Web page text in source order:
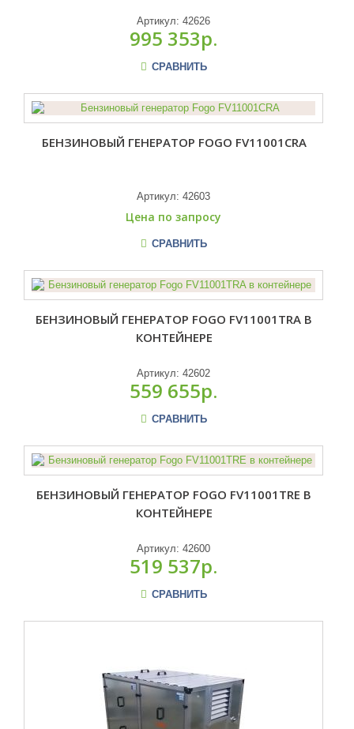
Артикул:42626
995 353р.
СРАВНИТЬ
БЕНЗИНОВЫЙ ГЕНЕРАТОР FOGO FV11001CRA
Артикул:42603
Цена по запросу
СРАВНИТЬ
БЕНЗИНОВЫЙ ГЕНЕРАТОР FOGO FV11001TRA В
КОНТЕЙНЕРЕ
Артикул:42602
559 655р.
СРАВНИТЬ
БЕНЗИНОВЫЙ ГЕНЕРАТОР FOGO FV11001TRE В
КОНТЕЙНЕРЕ
Артикул:42600
519 537р.
СРАВНИТЬ